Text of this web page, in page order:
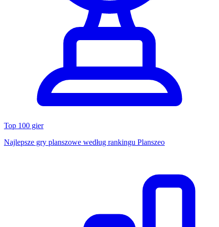
Top 100 gier
Najlepsze gry planszowe według rankingu Planszeo